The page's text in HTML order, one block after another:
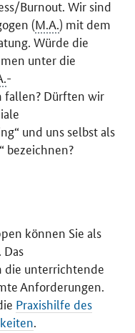
Burnout. Wir sind
(M.A.) mit dem
Würde die
unter die
-
fallen? Dürften wir
und uns selbst als
bezeichnen?
können Sie als
die unterrichtende
Anforderungen.
Praxishilfe des
.